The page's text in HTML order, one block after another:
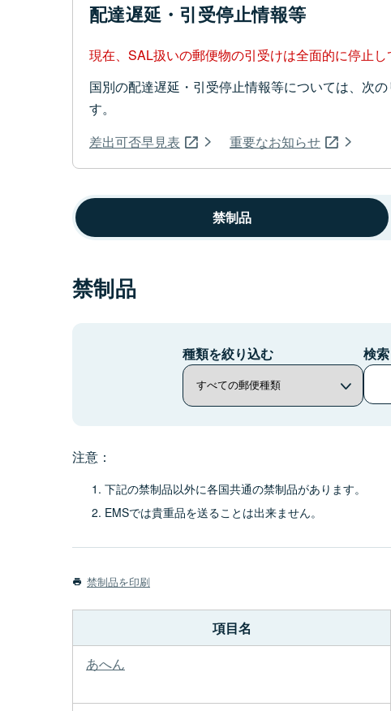
配達遅延・引受停止情報等
現在、SAL扱いの郵便物の引受けは全面的に停止し
国別の配達遅延・引受停止情報等については、次
す。
差出可否早見表
重要なお知らせ
禁制品
禁制品
種類を絞り込む 検索
注意：
下記の禁制品以外に各国共通の禁制品があります。
EMSでは貴重品を送ることは出来ません。
禁制品を印刷
項目名
あへん